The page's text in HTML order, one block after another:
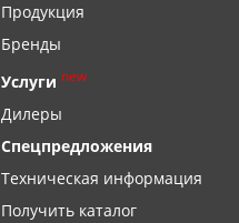
Продукция
Бренды
Услуги new
Дилеры
Спецпредложения
Техническая информация
Получить каталог